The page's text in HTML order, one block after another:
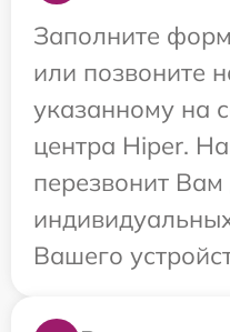
Заполните
или позвоните
указанному на
центра Hiper.
перезвонит
Вашего